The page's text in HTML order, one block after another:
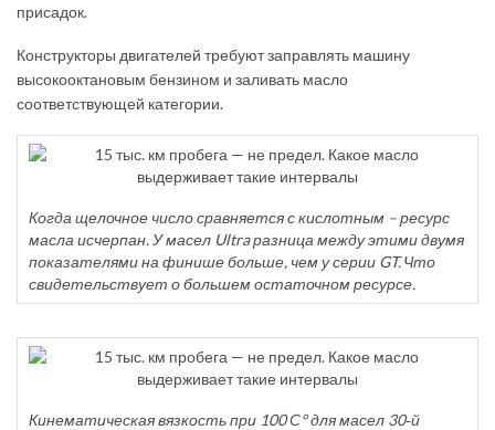
присадок.
Конструкторы двигателей требуют заправлять машину
высокооктановым бензином и заливать масло
соответствующей категории.
Когда щелочное число сравняется с кислотным – ресурс
масла исчерпан. У масел Ultra разница между этими двумя
показателями на финише больше, чем у серии GT. Что
свидетельствует о большем остаточном ресурсе.
Кинематическая вязкость при 100 С° для масел 30‑й